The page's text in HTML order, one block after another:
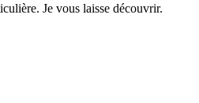
Je vous laisse découvrir.